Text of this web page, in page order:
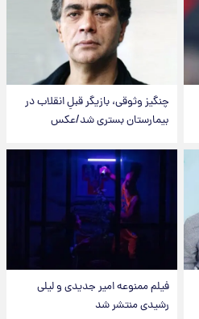
چنگیز وثوقی، بازیگر قبلِ انقلاب در
بیمارستان بستری شد/عکس
فیلم ممنوعه امیر جدیدی و لیلی
رشیدی منتشر شد